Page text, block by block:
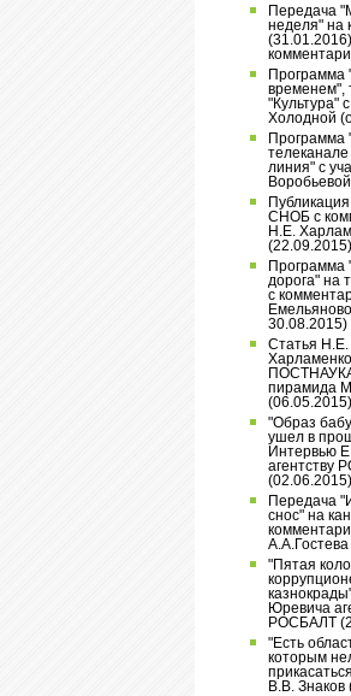
Передача
неделя" на
Программа
временем",
"Культура"
Холодной
Программа
линия" с
СНОБ с
Н.Е.
(22.09.2015)
Программа
дорога" на
с
30.08.2015)
Статья Н.Е.
пирамида
(06.05.2015)
"Образ
ушел в
Интервью
агентству
(02.06.2015)
Передача
снос" на
"Пятая
Юревича
РОСБАЛТ
"Есть
которым
В.В. Знаков